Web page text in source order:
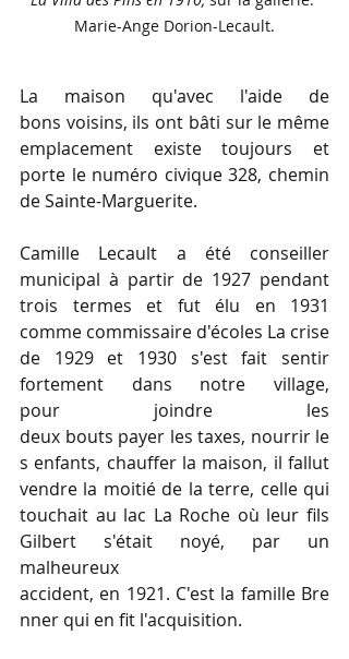
Marie-Ange Dorion-Lecault.
La maison qu'avec l'aide de
bons voisins, ils ont bâti sur le même
emplacement existe toujours et
porte le numéro civique 328, chemin
de Sainte-Marguerite.
Camille Lecault a été conseiller
municipal à partir de 1927 pendant
trois termes et fut élu en 1931
comme commissaire d'écoles La crise
de 1929 et 1930 s'est fait sentir
fortement dans notre village,
pour joindre les
deux bouts payer les taxes, nourrir le
s enfants, chauffer la maison, il fallut
vendre la moitié de la terre, celle qui
touchait au lac La Roche où leur fils
Gilbert s'était noyé, par un
malheureux
accident, en 1921. C'est la famille Bre
nner qui en fit l'acquisition.